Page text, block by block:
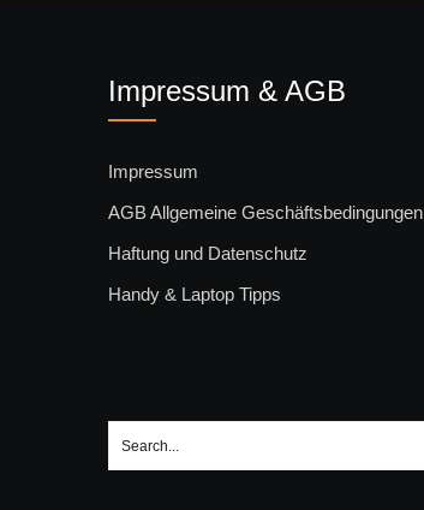
Impressum & AGB
Impressum
AGB Allgemeine Geschäftsbedingungen
Haftung und Datenschutz
Handy & Laptop Tipps